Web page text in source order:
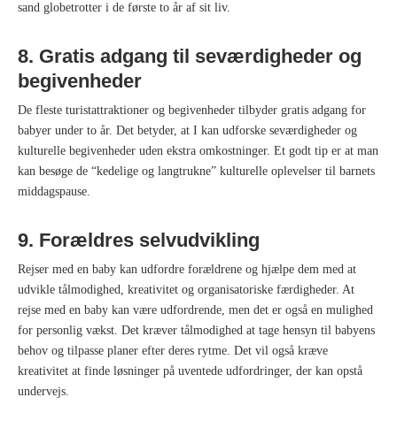
sand globetrotter i de første to år af sit liv.
8. Gratis adgang til seværdigheder og
begivenheder
De fleste turistattraktioner og begivenheder tilbyder gratis adgang for
babyer under to år. Det betyder, at I kan udforske seværdigheder og
kulturelle begivenheder uden ekstra omkostninger. Et godt tip er at man
kan besøge de “kedelige og langtrukne” kulturelle oplevelser til barnets
middagspause.
9. Forældres selvudvikling
Rejser med en baby kan udfordre forældrene og hjælpe dem med at
udvikle tålmodighed, kreativitet og organisatoriske færdigheder. At
rejse med en baby kan være udfordrende, men det er også en mulighed
for personlig vækst. Det kræver tålmodighed at tage hensyn til babyens
behov og tilpasse planer efter deres rytme. Det vil også kræve
kreativitet at finde løsninger på uventede udfordringer, der kan opstå
undervejs.